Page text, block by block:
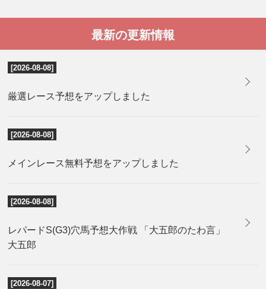
最新の更新情報
[2026-08-08]
厳選レース予想をアップしました
[2026-08-08]
メインレース無料予想をアップしました
[2026-08-08]
レパードS(G3)穴馬予想大作戦 「大五郎のたわ言」
大五郎
[2026-08-07]